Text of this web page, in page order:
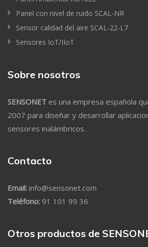
Panel con nivel de ruido SCAL-NR
Sensor calidad del aire SCAL-22-L7
Sensores IoT/IIoT
Sobre nosotros
SENSONET es una empresa española
2007 para diseñar y desarrollar
sensores inalámbricos.
Contacto
Email: info@sensonet.com
Teléfono: 91 101 99 36
Otros productos de